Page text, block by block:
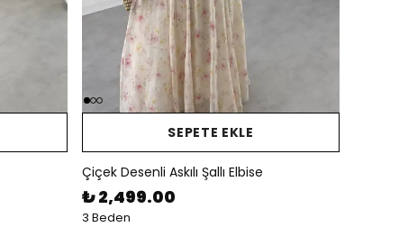
SEPETE EKLE
Çiçek Desenli Askılı Şallı Elbise
₺ 2,499.00
3 Beden